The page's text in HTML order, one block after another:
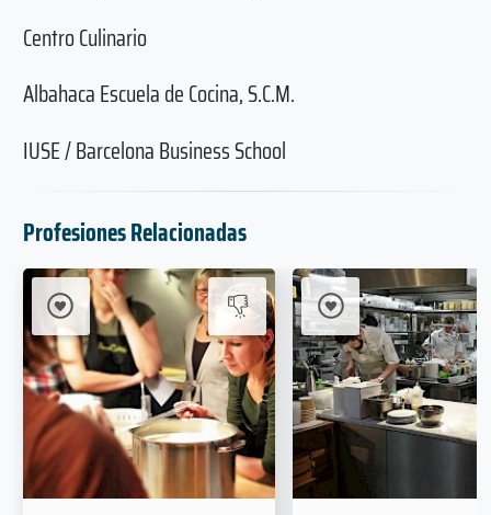
Centro Culinario
Albahaca Escuela de Cocina, S.C.M.
IUSE / Barcelona Business School
Profesiones Relacionadas